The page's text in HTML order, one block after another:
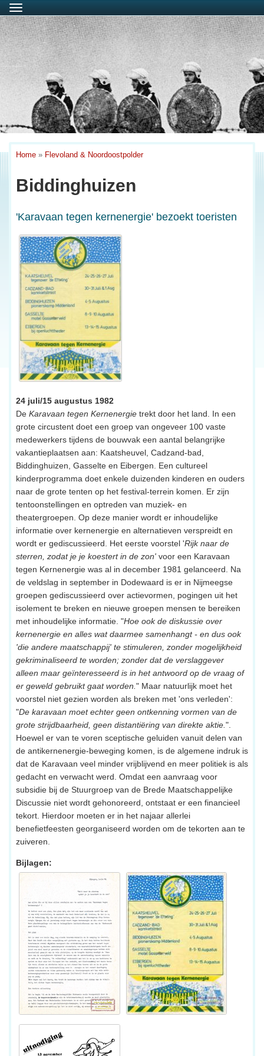
Menu
Home » Flevoland & Noordoostpolder
Biddinghuizen
'Karavaan tegen kernenergie' bezoekt toeristen
24 juli/15 augustus 1982
De Karavaan tegen Kernenergie trekt door het land. In een
grote circustent doet een groep van ongeveer 100 vaste
medewerkers tijdens de bouwvak een aantal belangrijke
vakantieplaatsen aan: Kaatsheuvel, Cadzand-bad,
Biddinghuizen, Gasselte en Eibergen. Een cultureel
kinderprogramma doet enkele duizenden kinderen en ouders
naar de grote tenten op het festival-terrein komen. Er zijn
tentoonstellingen en optreden van muziek- en
theatergroepen. Op deze manier wordt er inhoudelijke
informatie over kernenergie en alternatieven verspreidt en
wordt er gediscussieerd. Het eerste voorstel 'Rijk naar de
sterren, zodat je je koestert in de zon' voor een Karavaan
tegen Kernenergie was al in december 1981 gelanceerd. Na
de veldslag in september in Dodewaard is er in Nijmeegse
groepen gediscussieerd over actievormen, pogingen uit het
isolement te breken en nieuwe groepen mensen te bereiken
met inhoudelijke informatie. "Hoe ook de diskussie over
kernenergie en alles wat daarmee samenhangt - en dus ook
'die andere maatschappij' te stimuleren, zonder mogelijkheid
gekriminaliseerd te worden; zonder dat de verslaggever
alleen maar geïnteresseerd is in het antwoord op de vraag of
er geweld gebruikt gaat worden. " Maar natuurlijk moet het
voorstel niet gezien worden als breken met 'ons verleden':
"De karavaan moet echter geen ontkenning vormen van de
grote strijdbaarheid, geen distantiëring van direkte aktie. ".
Hoewel er van te voren sceptische geluiden vanuit delen van
de antikernenergie-beweging komen, is de algemene indruk is
dat de Karavaan veel minder vrijblijvend en meer politiek is als
gedacht en verwacht werd. Omdat een aanvraag voor
subsidie bij de Stuurgroep van de Brede Maatschappelijke
Discussie niet wordt gehonoreerd, ontstaat er een financieel
tekort. Hierdoor moeten er in het najaar allerlei
benefietfeesten georganiseerd worden om de tekorten aan te
zuiveren.
Bijlagen: